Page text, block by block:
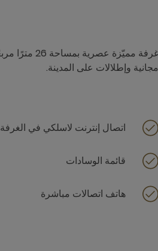
مجانية وإطلالات على المدينة.
اتصال إنترنت لاسلكي في الغرفة
قائمة الوسادات
هاتف اتصالات مباشرة